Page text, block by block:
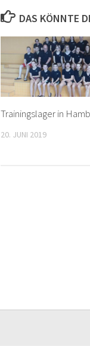
DAS KÖNNTE
Trainingslager in
20. JUNI 2019